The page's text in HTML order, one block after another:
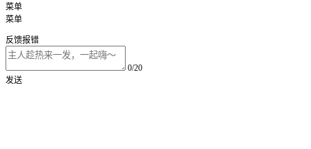
菜单
菜单
反馈报错
0/20
发送